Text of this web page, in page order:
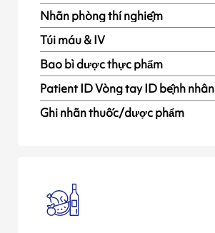
Nhãn phòng thí nghiệm
Túi máu & IV
Bao bì dược thực phẩm
Patient ID Vòng tay ID bệnh nhân
Ghi nhãn thuốc/dược phẩm